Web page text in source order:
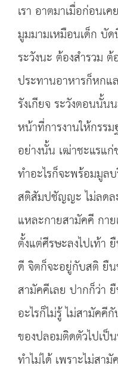
เรา อาตมาเมื่อก่อน
มูมมามเหมือนเด็ก บัด
ระวังนะ ต้องสำรวม
ประทานอาหารก็หก
รังเกียจ ระวังตอนนั้น
หน้าที่การงานให้กรร
อย่างนั้น เฒ่าชะแรแ
ทำอะไรก็จะพร้อมมูล
สติสัมปชัญญะ ไม่ลดล
แหละกายสามัคคี กา
ตั้งแต่ศีรษะลงไปเท้า
ดี จิตก็จะอยู่กับสติ ยื
สามัคคีเลย ปากก็ว่
อะไรก็ไม่รู้ ไม่สามัคคี
ของปลอมติดตัวไปเป็
ทำไม่ได้ เพราะไม่สา